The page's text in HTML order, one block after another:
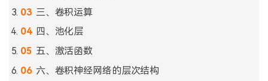
三、卷积运算
四、池化层
五、激活函数
六、卷积神经网络的层次结构